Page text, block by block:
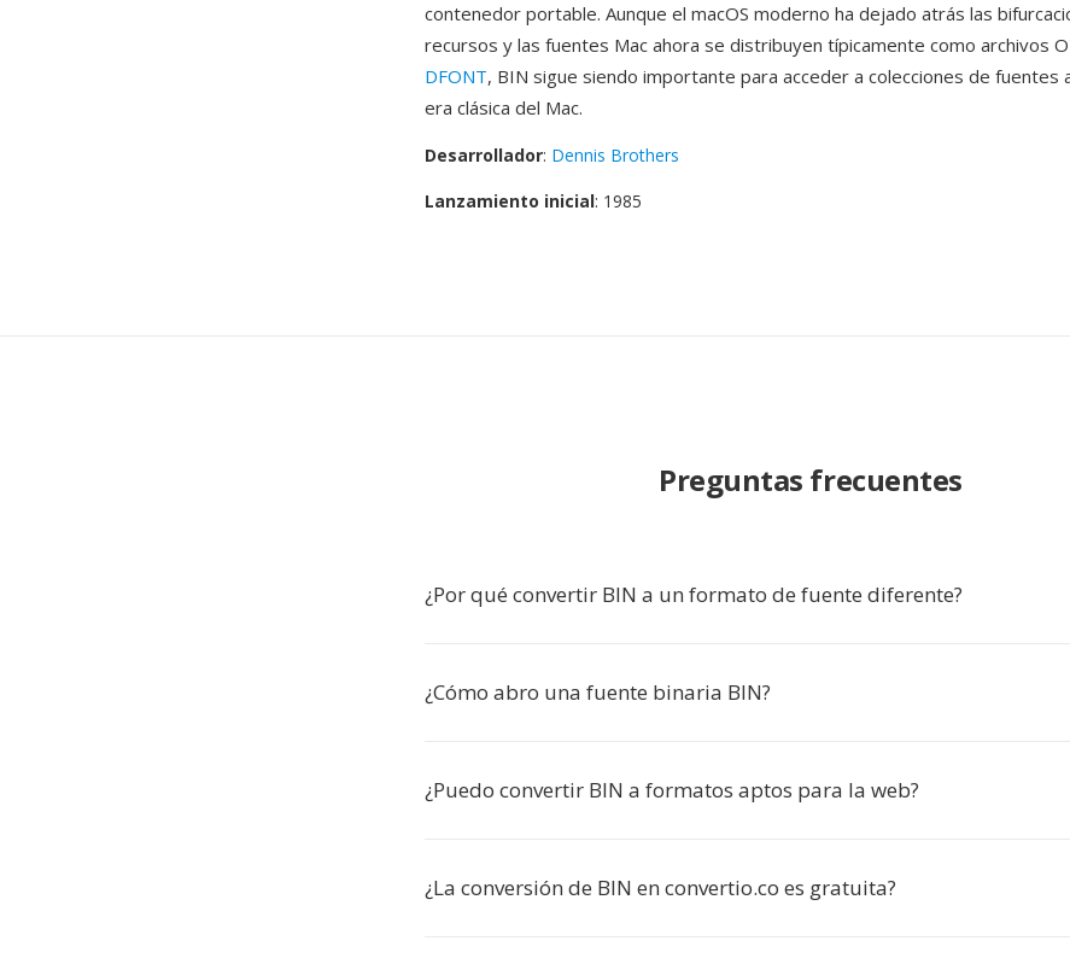
contenedor portable. Aunque el macOS moderno ha dejado atrás las
recursos y las fuentes Mac ahora se distribuyen típicamente como archivos
DFONT, BIN sigue siendo importante para acceder a colecciones de fuentes
era clásica del Mac.
Desarrollador: Dennis Brothers
Lanzamiento inicial: 1985
Preguntas frecuentes
¿Por qué convertir BIN a un formato de fuente diferente?
¿Cómo abro una fuente binaria BIN?
¿Puedo convertir BIN a formatos aptos para la web?
¿La conversión de BIN en convertio.co es gratuita?